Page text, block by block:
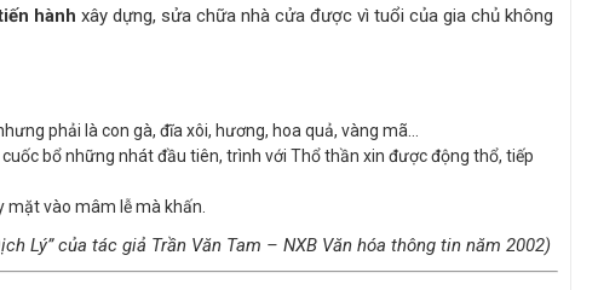
hành xây dựng, sửa chữa nhà cửa được vì tuổi của gia chủ không
phải là con gà, đĩa xôi, hương, hoa quả, vàng mã…
bổ những nhát đầu tiên, trình với Thổ thần xin được động thổ, tiếp
vào mâm lễ mà khấn.
Lý” của tác giả Trần Văn Tam – NXB Văn hóa thông tin năm 2002)